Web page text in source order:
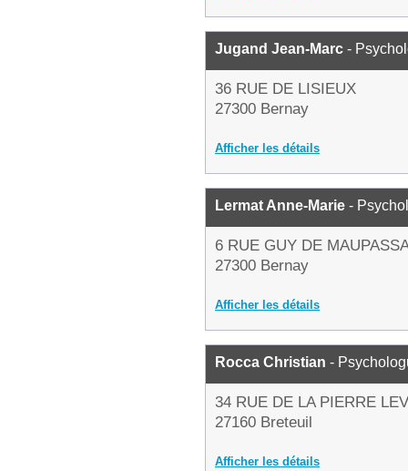
Jugand Jean-Marc -
36 RUE DE LISIEUX
27300 Bernay
Afficher les détails
Lermat Anne-Marie -
6 RUE GUY DE
27300 Bernay
Afficher les détails
Rocca Christian -
34 RUE DE LA PIERRE
27160 Breteuil
Afficher les détails